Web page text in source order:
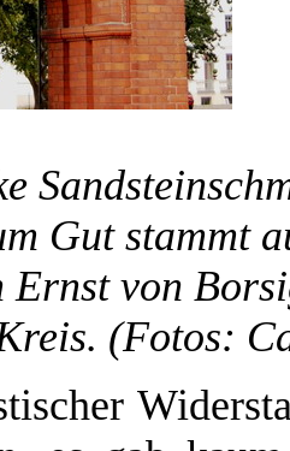
Gut stammt
Ernst von
(Fotos: